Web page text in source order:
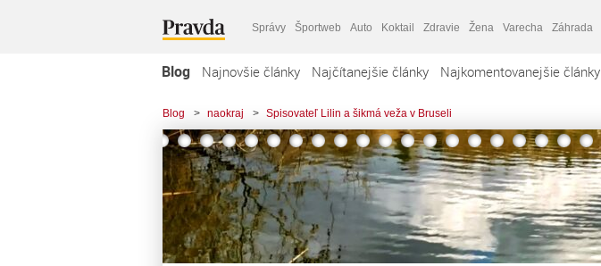
Správy Športweb Auto Koktail Zdravie Žena Varecha Záhrada
Blog Najnovšie články Najčítanejšie články Najkomentovanejšie články
Blog > naokraj > Spisovateľ Lilin a šikmá veža v Bruseli